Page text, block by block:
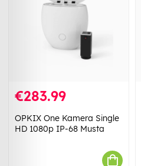
€283.99
OPKIX One Kamera Single
HD 1080p IP-68 Musta